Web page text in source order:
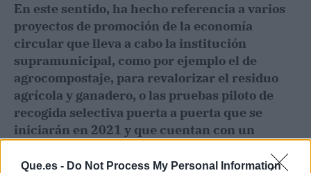
Que.es - Do Not Process My Personal Information
En este sentido, ha hecho referencia a varios
proyectos de promoción de la economía
circular que lleva a cabo la institución
supramunicipal, como por ejemplo el de
agrocompostaje, para revalorizar el residuo
agrícola y ganadero, o las pruebas piloto de
recogida selectiva puerta a puerta que se
iniciarán en 2021 y que cuentan con un